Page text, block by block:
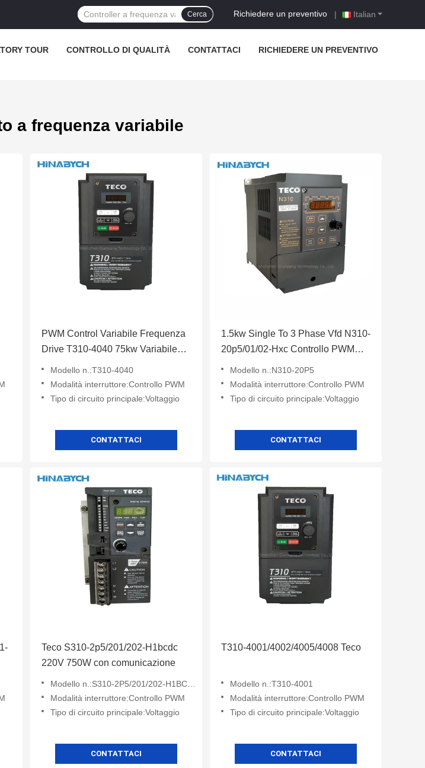
Italian
Richiedere un preventivo |
Cerca
TOUR CONTROLLO DI QUALITÀ CONTATTACI RICHIEDERE UN PREVENTIVO
a frequenza variabile
PWM Control Variabile Frequenza
Drive T310-4040 75kw Variabile
Modello n.:T310-4040
Modalità interruttore:Controllo PWM
Tipo di circuito principale:Voltaggio
CONTATTACI
1.5kw Single To 3 Phase Vfd N310-
20p5/01/02-Hxc Controllo PWM
Modello n.:N310-20P5
Modalità interruttore:Controllo PWM
Tipo di circuito principale:Voltaggio
CONTATTACI
Teco S310-2p5/201/202-H1bcdc
220V 750W con comunicazione
Modello n.:S310-2P5/201/202-H1BCDC
Modalità interruttore:Controllo PWM
Tipo di circuito principale:Voltaggio
CONTATTACI
T310-4001/4002/4005/4008 Teco
Modello n.:T310-4001
Modalità interruttore:Controllo PWM
Tipo di circuito principale:Voltaggio
CONTATTACI